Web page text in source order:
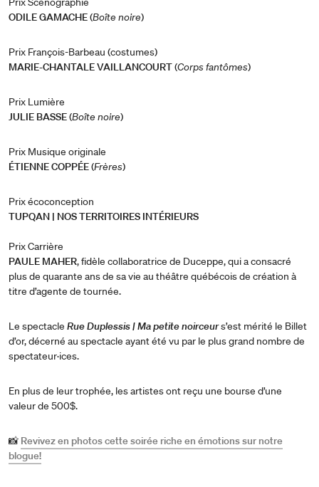
ODILE GAMACHE(Boîte noire)
Prix François-Barbeau (costumes)
MARIE-CHANTALE VAILLANCOURT(Corps fantômes)
Prix Lumière
JULIE BASSE(Boîte noire)
Prix Musique originale
ÉTIENNE COPPÉE(Frères)
Prix écoconception
TUPQAN | NOS TERRITOIRES INTÉRIEURS
Prix Carrière
PAULE MAHER, fidèle collaboratrice de Duceppe, qui a consacré
plus de quarante ans de sa vie au théâtre québécois de création à
titre d’agente de tournée.
Le spectacle Rue Duplessis | Ma petite noirceurs’est mérité le Billet
d’or, décerné au spectacle ayant été vu par le plus grand nombre de
spectateur·ices.
En plus de leur trophée, les artistes ont reçu une bourse d’une
valeur de 500$.
📸 Revivez en photos cette soirée riche en émotions sur notre
blogue!